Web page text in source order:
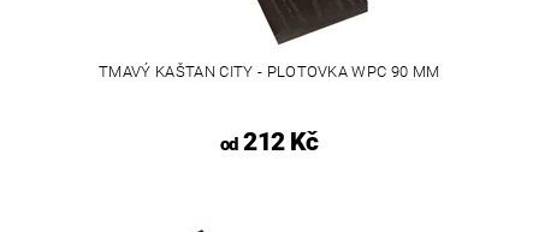
TMAVÝ KAŠTAN CITY - PLOTOVKA WPC 90 MM
od212 Kč